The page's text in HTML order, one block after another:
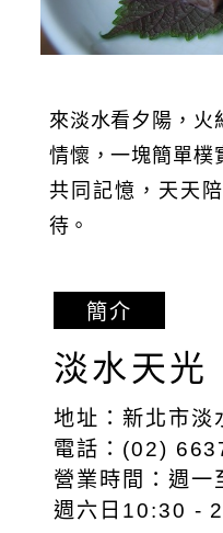
來淡水看夕陽，火
情懷，一塊簡單樸
共同記憶，天天
待。
簡介
淡水天光
地址：新北市淡
電話：(02)
營業時間：週
週六日10:30 -